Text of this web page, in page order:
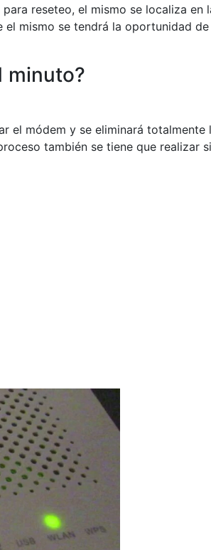
reseteo, el mismo se localiza en
mismo se tendrá la oportunidad
minuto?
el módem y se eliminará totalmente
también se tiene que realizar